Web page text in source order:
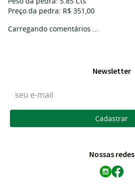
Preço da pedra: R$ 351,00
Carregando comentários ...
Newsletter
Cadastrar
Nossas redes